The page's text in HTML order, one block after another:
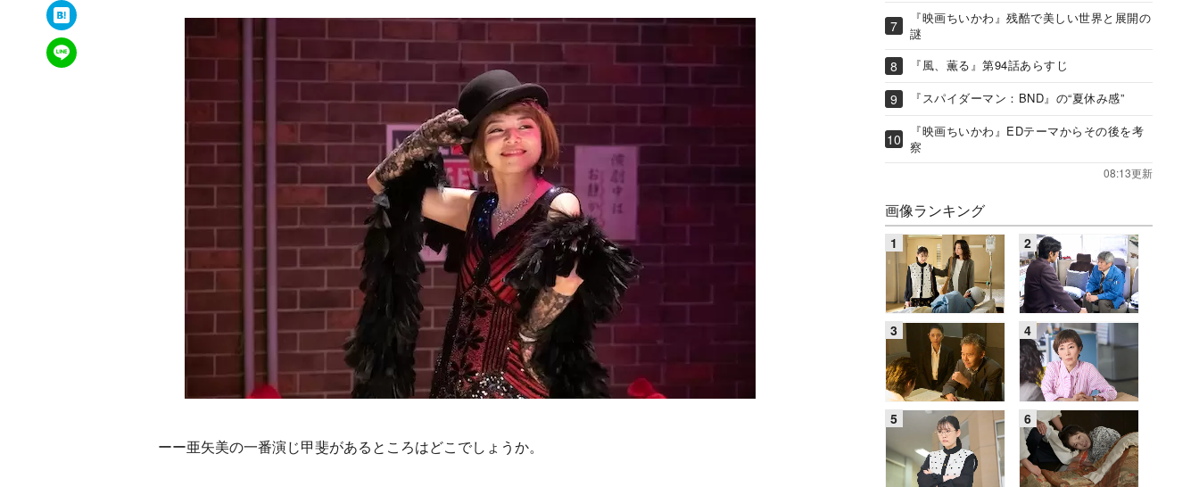
はてなブックマーク
LINEで送る
ーー亜矢美の一番演じ甲斐があるところはどこでしょうか。
『映画ちいかわ』残酷で美しい世界と展開の
謎
『風、薫る』第94話あらすじ
『スパイダーマン：BND』の“夏休み感”
『映画ちいかわ』EDテーマからその後を考
察
08:13更新
画像ランキング